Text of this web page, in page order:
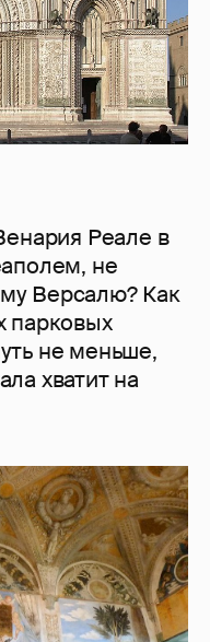
Реале в
не
Версалю? Как
парковых
не меньше,
хватит на